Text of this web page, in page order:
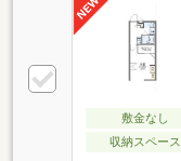
敷金なし
収納スペース